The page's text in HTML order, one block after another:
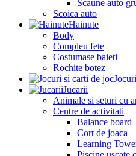
Scaune auto
Scoica auto
Hainute
Body
Compleu fete
Costumase baieti
Rochite botez
Jucarii
Animale si seturi cu
Centre de activitati
Balance board
Cort de joaca
Learning